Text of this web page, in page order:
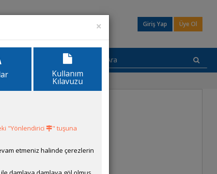
Giriş Yap Üye Ol
×
Kullanım
Kılavuzu
"Yönlendirici
" tuşuna
etmeniz halinde çerezlerin